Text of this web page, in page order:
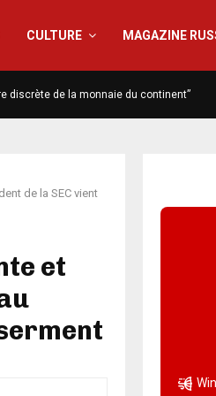
CULTURE MAGAZINE
discrète de la monnaie du continent”
de la SEC vient
et